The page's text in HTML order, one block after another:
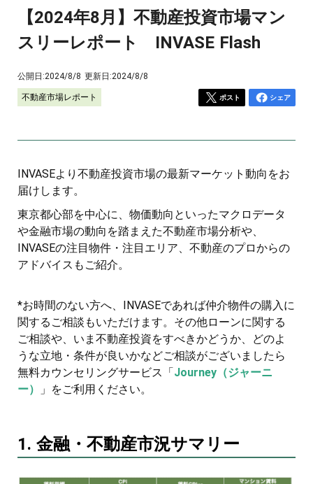
【2024年8月】不動産投資市場マン
スリーレポート INVASE Flash
公開日:2024/8/8 更新日:2024/8/8
不動産市場レポート ポスト シェア
INVASEより不動産投資市場の最新マーケット動向をお
届けします。
東京都心部を中心に、物価動向といったマクロデータ
や金融市場の動向を踏まえた不動産市場分析や、
INVASEの注目物件・注目エリア、不動産のプロからの
アドバイスもご紹介。
*お時間のない方へ、INVASEであれば仲介物件の購入に
関するご相談もいただけます。その他ローンに関する
ご相談や、いま不動産投資をすべきかどうか、どのよ
うな立地・条件が良いかなどご相談がございましたら
無料カウンセリングサービス「Journey（ジャーニ
ー）
」をご利用ください。
1. 金融・不動産市況サマリー